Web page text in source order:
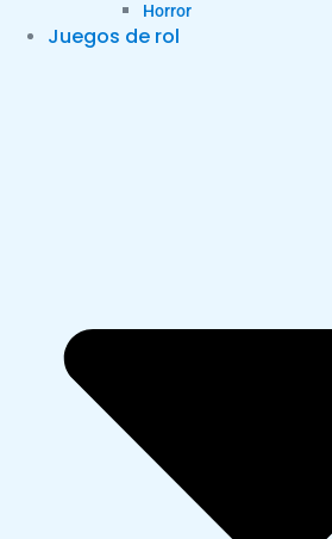
Horror
Juegos de rol